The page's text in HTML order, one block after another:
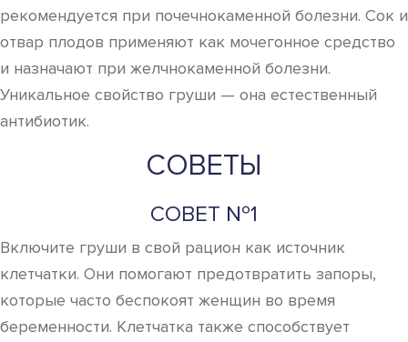
рекомендуется при почечнокаменной болезни. Сок и
отвар плодов применяют как мочегонное средство
и назначают при желчнокаменной болезни.
Уникальное свойство груши — она естественный
антибиотик.
СОВЕТЫ
СОВЕТ №1
Включите груши в свой рацион как источник
клетчатки. Они помогают предотвратить запоры,
которые часто беспокоят женщин во время
беременности. Клетчатка также способствует